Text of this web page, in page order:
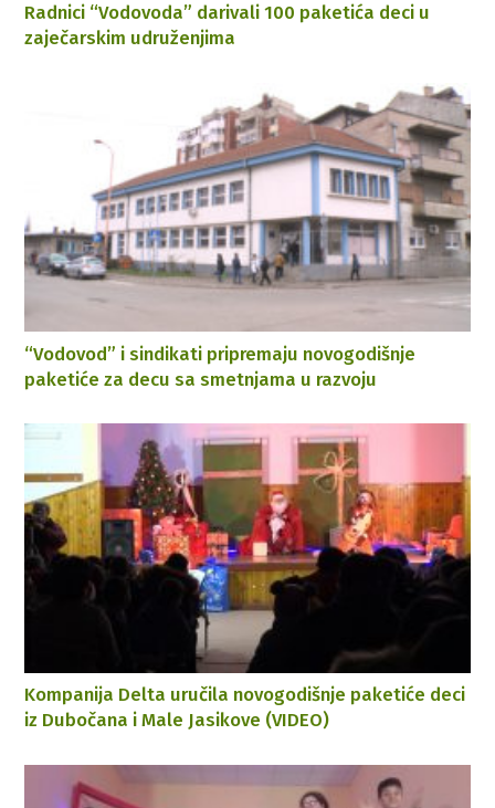
Radnici “Vodovoda” darivali 100 paketića deci u
zaječarskim udruženjima
“Vodovod” i sindikati pripremaju novogodišnje
paketiće za decu sa smetnjama u razvoju
Kompanija Delta uručila novogodišnje paketiće deci
iz Dubočana i Male Jasikove (VIDEO)